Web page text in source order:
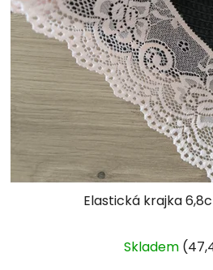
Elastická krajka
Skladem